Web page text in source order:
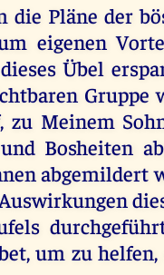
Pläne der
eigenen
Übel
Gruppe
Meinem
Bosheiten
abgemildert
um zu